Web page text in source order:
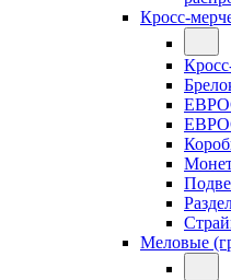
Кросс-
Меловые